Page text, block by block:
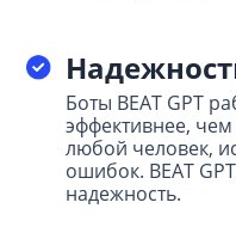
Боты BEAT GPT
эффективнее,
любой человек,
ошибок. BEAT
надежность.